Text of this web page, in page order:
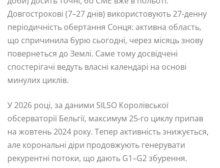
Довгострокові (7–27 днів) використовують 27-денну
періодичність обертання Сонця: активна область,
що спричинила бурю сьогодні, через місяць знову
повернеться до Землі. Саме тому досвідчені
спостерігачі ведуть власні календарі на основі
минулих циклів.
У 2026 році, за даними SILSO Королівської
обсерваторії Бельгії, максимум 25-го циклу припав
на жовтень 2024 року. Тепер активність знижується,
але корональні діри продовжують генерувати
рекурентні потоки, що дають G1–G2 збурення.